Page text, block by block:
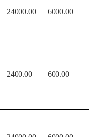
24000.00 6000.00
2400.00 600.00